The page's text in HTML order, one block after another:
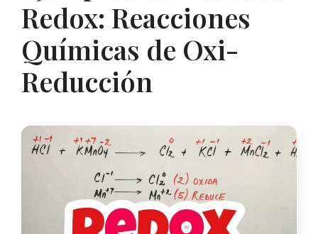
Redox: Reacciones
Químicas de Oxi-
Reducción